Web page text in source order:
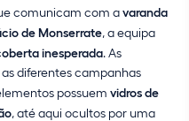
comunicam com avaranda
de Monserrate, a equipa
inesperada. As
diferentes campanhas
possuem vidros de
, até aqui ocultos por uma